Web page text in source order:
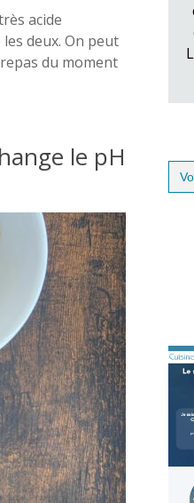
acide
deux. On peut
du moment
le pH
for: